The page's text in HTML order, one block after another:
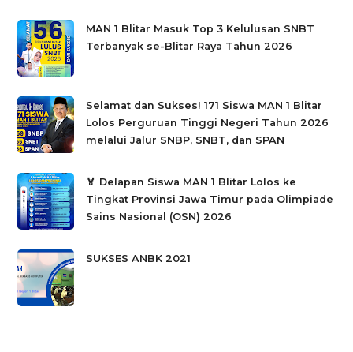
MAN 1 Blitar Masuk Top 3 Kelulusan SNBT
Terbanyak se-Blitar Raya Tahun 2026
Selamat dan Sukses! 171 Siswa MAN 1 Blitar
Lolos Perguruan Tinggi Negeri Tahun 2026
melalui Jalur SNBP, SNBT, dan SPAN
🏅 Delapan Siswa MAN 1 Blitar Lolos ke
Tingkat Provinsi Jawa Timur pada Olimpiade
Sains Nasional (OSN) 2026
SUKSES ANBK 2021